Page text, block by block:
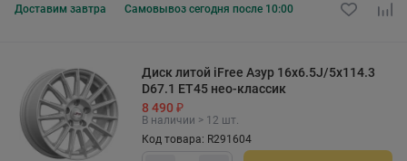
Доставим завтра Самовывоз сегодня после 10:00
Диск литой iFree Азур 16x6.5J/5x114.3
D67.1 ET45 нео-классик
8 490 ₽
В наличии > 12 шт.
Код товара: R291604